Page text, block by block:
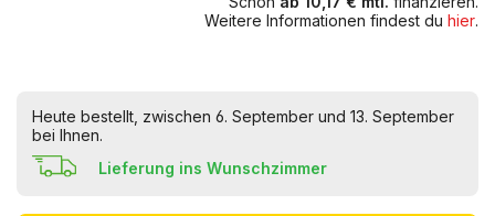
Weitere Informationen findest du hier.
Heute bestellt, zwischen 6. September und 13. September
bei Ihnen.
Lieferung ins Wunschzimmer